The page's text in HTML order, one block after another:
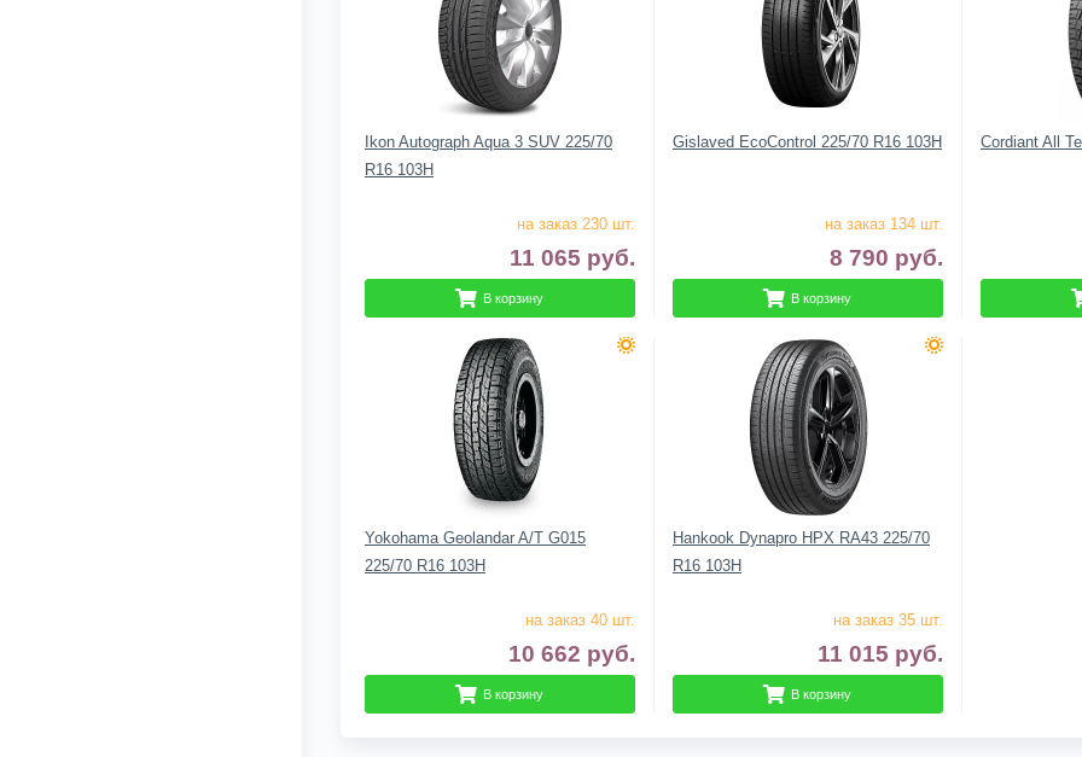
Ikon Autograph Aqua 3 SUV 225/70
R16 103H
на заказ 230 шт.
11 065 руб.
В корзину
Gislaved EcoControl 225/70 R16 103H
на заказ 134 шт.
8 790 руб.
В корзину
Cordiant All
Yokohama Geolandar A/T G015
225/70 R16 103H
на заказ 40 шт.
10 662 руб.
В корзину
Hankook Dynapro HPX RA43 225/70
R16 103H
на заказ 35 шт.
11 015 руб.
В корзину